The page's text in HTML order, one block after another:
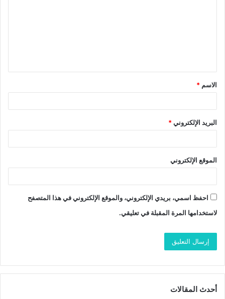
ق
*
الاسم *
البريد الإلكتروني*
الموقع الإلكتروني
احفظ اسمي، بريدي الإلكتروني، والموقع الإلكتروني في هذا المتصفح
لاستخدامها المرة المقبلة في تعليقي.
أحدث المقالات